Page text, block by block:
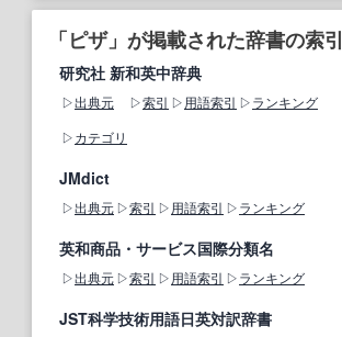
「ピザ」が掲載された辞書の索引
研究社 新和英中辞典
出典元 索引 用語索引
ランキング
カテゴリ
JMdict
出典元 索引 用語索引 ランキング
英和商品・サービス国際分類名
出典元 索引 用語索引 ランキング
JST科学技術用語日英対訳辞書